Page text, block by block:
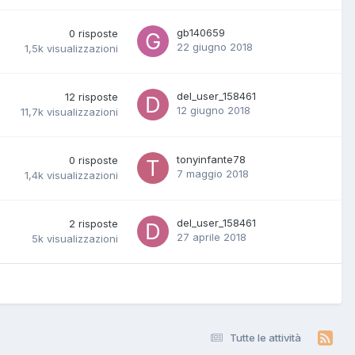
0 risposte
1,5k visualizzazioni
gb140659
22 giugno 2018
12 risposte
11,7k visualizzazioni
del_user_158461
12 giugno 2018
0 risposte
1,4k visualizzazioni
tonyinfante78
7 maggio 2018
2 risposte
5k visualizzazioni
del_user_158461
27 aprile 2018
Tutte le attività